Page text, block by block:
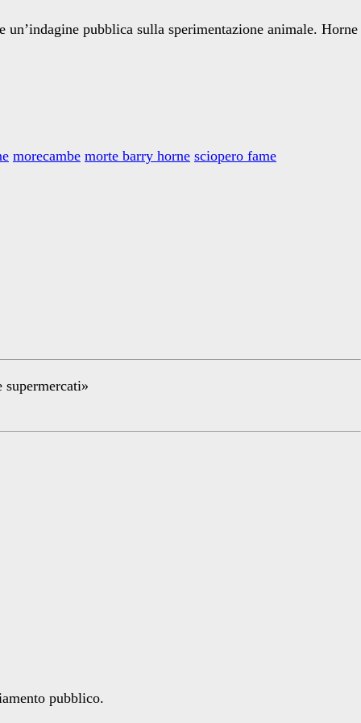
pubblica sulla sperimentazione animale. Horne
morecambe morte barry horne sciopero fame
pubblico.